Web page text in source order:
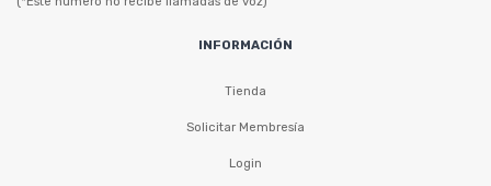
INFORMACIÓN
Tienda
Solicitar Membresía
Login